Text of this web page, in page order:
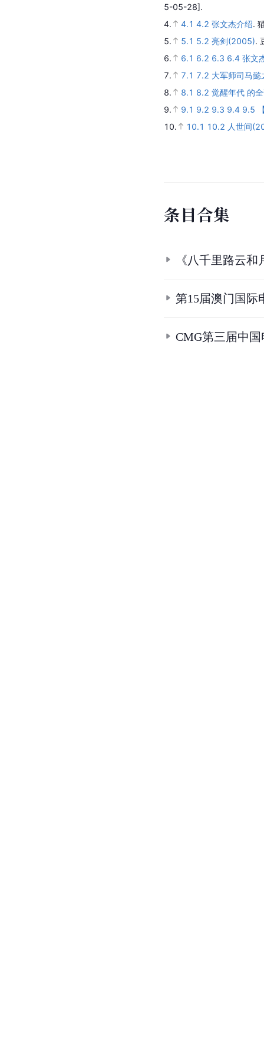
5-05-28].
4.
4.1 4.2 张文杰介绍.
5.
5.1 5.2 亮剑(2005).
6.
6.1 6.2 6.3 6.4 张文
7.
7.1 7.2 大军师司马懿
8.
8.1 8.2 觉醒年代 的
9.
9.1 9.2 9.3 9.4 9.5
10.
10.1 10.2 人世间
条目合集
《八千里路云
第15届澳门国际
CMG第三届中